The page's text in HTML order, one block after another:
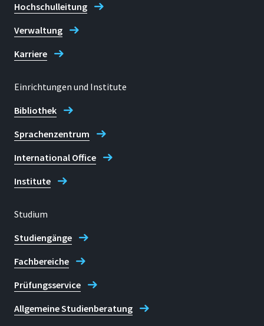
Hochschulleitung
Verwaltung
Karriere
Einrichtungen und Institute
Bibliothek
Sprachenzentrum
International Office
Institute
Studium
Studiengänge
Fachbereiche
Prüfungsservice
Allgemeine Studienberatung